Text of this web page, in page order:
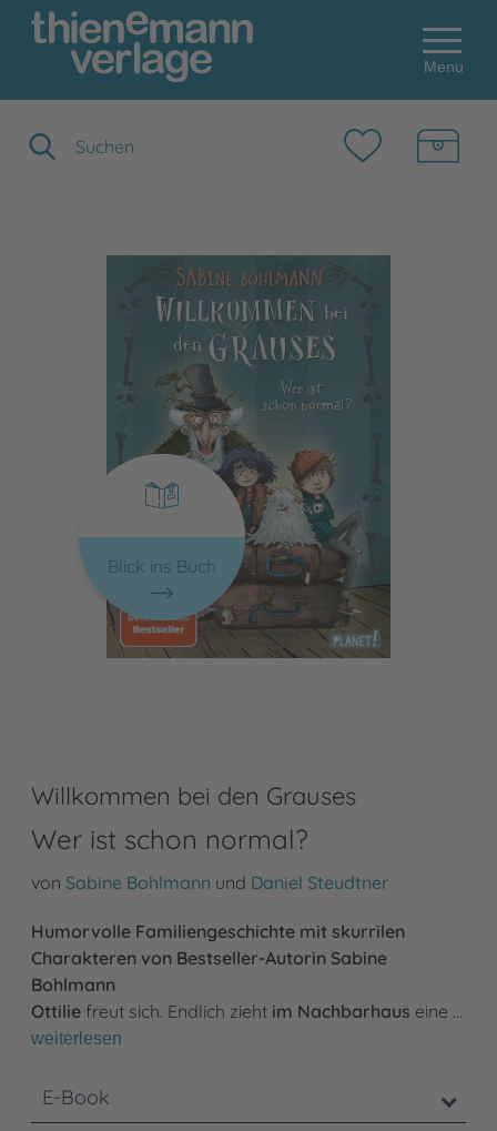
Menu
Blick ins Buch
Willkommen bei den Grauses
Wer ist schon normal?
von Sabine Bohlmann und Daniel Steudtner
Humorvolle Familiengeschichte mit skurrilen
Charakteren von Bestseller-Autorin Sabine
Bohlmann
Ottilie freut sich. Endlich zieht im Nachbarhaus eine …
weiterlesen
E-Book